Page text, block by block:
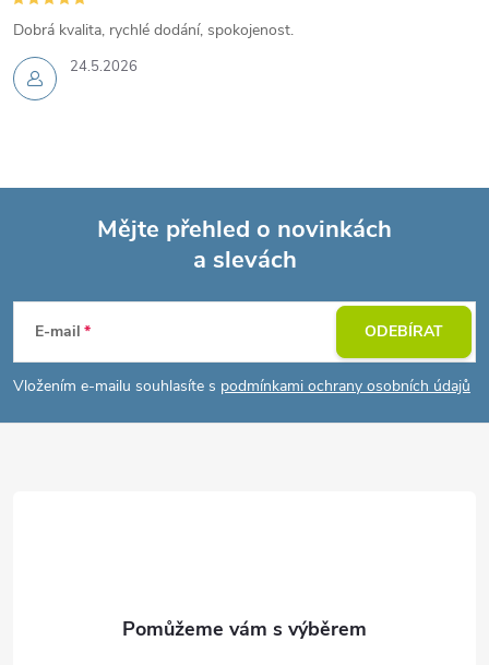
24.5.2026
Dobrá kvalita, rychlé dodání, spokojenost.
p
a
Mějte přehled o novinkách
a slevách
E-mail
Vložením e-mailu souhlasíte s podmínkami ochrany osobních údajů
ODEBÍRAT